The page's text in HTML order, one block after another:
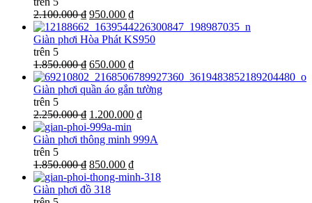
2.100.000 ₫ 950.000 ₫
Giàn phơi Hòa Phát KS950
trên 5
1.850.000 ₫ 650.000 ₫
Giàn phơi quần áo gắn tường
trên 5
2.250.000 ₫ 1.200.000 ₫
Giàn phơi thông minh 999A
trên 5
1.850.000 ₫ 850.000 ₫
Giàn phơi đồ 318